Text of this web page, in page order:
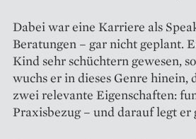
Dabei war eine Karriere als
Beratungen – gar nicht geplant.
Kind sehr schüchtern gewesen,
wuchs er in dieses Genre hinein,
zwei relevante Eigenschaften:
Praxisbezug – und ­darauf legt er